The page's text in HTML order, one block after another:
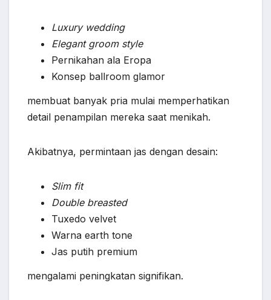
Luxury wedding
Elegant groom style
Pernikahan ala Eropa
Konsep ballroom glamor
membuat banyak pria mulai memperhatikan
detail penampilan mereka saat menikah.
Akibatnya, permintaan jas dengan desain:
Slim fit
Double breasted
Tuxedo velvet
Warna earth tone
Jas putih premium
mengalami peningkatan signifikan.